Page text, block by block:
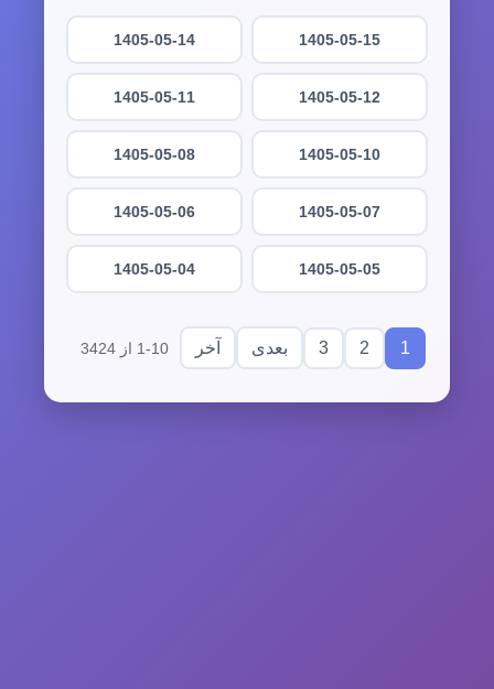
1405-05-15
1405-05-14
1405-05-12
1405-05-11
1405-05-10
1405-05-08
1405-05-07
1405-05-06
1405-05-05
1405-05-04
1
2
3 بعدی آخر 1-10 از 3424